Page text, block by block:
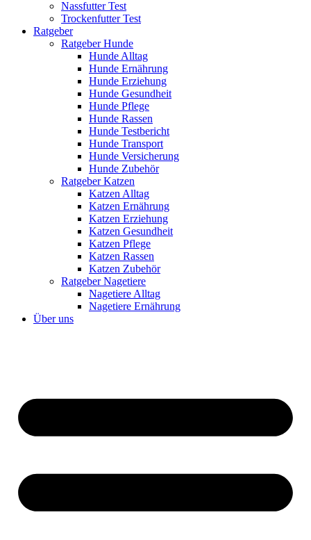
Nassfutter Test
Trockenfutter Test
Ratgeber
Ratgeber Hunde
Hunde Alltag
Hunde Ernährung
Hunde Erziehung
Hunde Gesundheit
Hunde Pflege
Hunde Rassen
Hunde Testbericht
Hunde Transport
Hunde Versicherung
Hunde Zubehör
Ratgeber Katzen
Katzen Alltag
Katzen Ernährung
Katzen Erziehung
Katzen Gesundheit
Katzen Pflege
Katzen Rassen
Katzen Zubehör
Ratgeber Nagetiere
Nagetiere Alltag
Nagetiere Ernährung
Über uns